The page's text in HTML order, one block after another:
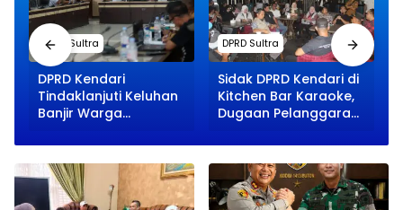
DPRD Sultra
DPRD Kendari
Tindaklanjuti Keluhan
Banjir Warga
Turun ke Lapangan
DPRD Sultra
Sidak DPRD Kendari di
Kitchen Bar Karaoke,
Dugaan Pelanggaran
Terungkap